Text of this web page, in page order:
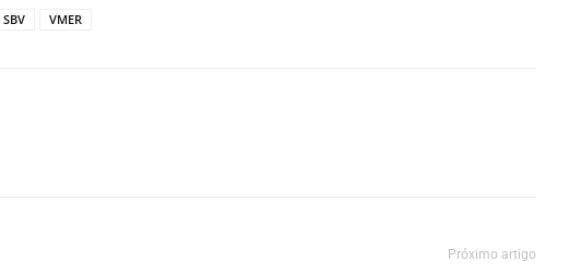
SBV VMER
Próximo artigo